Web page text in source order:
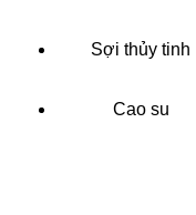
Sợi thủy tinh
Cao su